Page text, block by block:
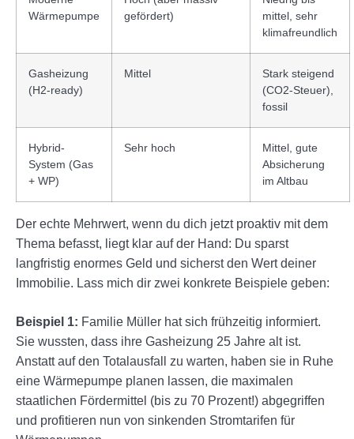
Wärmepumpe
gefördert)
mittel, sehr
klimafreundlich
Gasheizung
(H2-ready)
Mittel
Stark steigend
(CO2-Steuer),
fossil
Hybrid-
System (Gas
+ WP)
Sehr hoch
Mittel, gute
Absicherung
im Altbau
Der echte Mehrwert, wenn du dich jetzt proaktiv mit dem
Thema befasst, liegt klar auf der Hand: Du sparst
langfristig enormes Geld und sicherst den Wert deiner
Immobilie. Lass mich dir zwei konkrete Beispiele geben:
Beispiel 1: Familie Müller hat sich frühzeitig informiert.
Sie wussten, dass ihre Gasheizung 25 Jahre alt ist.
Anstatt auf den Totalausfall zu warten, haben sie in Ruhe
eine Wärmepumpe planen lassen, die maximalen
staatlichen Fördermittel (bis zu 70 Prozent!) abgegriffen
und profitieren nun von sinkenden Stromtarifen für